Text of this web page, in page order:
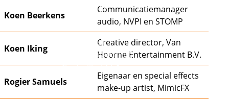
gastvrijheid
Externe link
Externe link
Externe link
Winkelambacht
Externe link
Gastvrijheid
Externe link
Externe link
Koen Beerkens
Communicatiemanager
audio, NVPI en STOMP
Koen Iking
Creative director, Van
Hoorne Entertainment B.V.
Rogier Samuels
Eigenaar en special effects
make-up artist, MimicFX